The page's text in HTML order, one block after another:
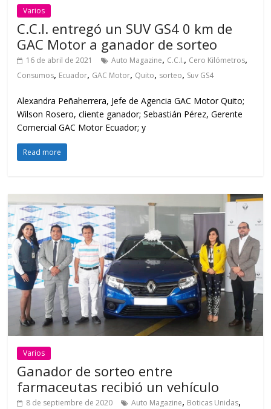
Varios
C.C.I. entregó un SUV GS4 0 km de
GAC Motor a ganador de sorteo
16 de abril de 2021 Auto Magazine, C.C.I., Cero Kilómetros,
Consumos, Ecuador, GAC Motor, Quito, sorteo, Suv GS4
Alexandra Peñaherrera, Jefe de Agencia GAC Motor Quito;
Wilson Rosero, cliente ganador; Sebastián Pérez, Gerente
Comercial GAC Motor Ecuador; y
Read more
Varios
Ganador de sorteo entre
farmaceutas recibió un vehículo
8 de septiembre de 2020 Auto Magazine, Boticas Unidas,